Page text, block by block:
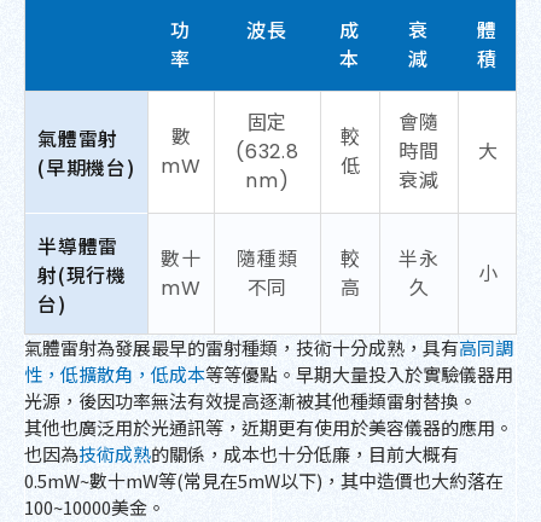
功
率
波長
成
本
衰
減
體
積
氣體雷射
(早期機台)
數
mW
固定
(632.8
nm)
較
低
會隨
時間
衰減
大
半導體雷
射(現行機
台)
數十
mW
隨種類
不同
較
高
半永
久
小
氣體雷射為發展最早的雷射種類，技術十分成熟，具有高同調
性，低擴散角，低成本等等優點。早期大量投入於實驗儀器用
光源，後因功率無法有效提高逐漸被其他種類雷射替換。
其他也廣泛用於光通訊等，近期更有使用於美容儀器的應用。
也因為技術成熟的關係，成本也十分低廉，目前大概有
0.5mW~數十mW等(常見在5mW以下)，其中造價也大約落在
100~10000美金。